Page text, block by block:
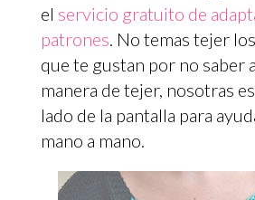
el servicio gratuito de
patrones . No temas tejer
que te gustan por no saber
manera de tejer, nosotras
lado de la pantalla para
mano a mano.